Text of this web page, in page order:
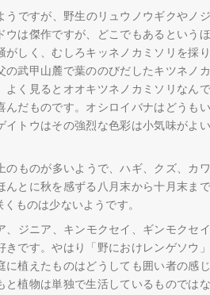
うですが、野生のリュウノウギクやノ
は傑作ですが、どこでもあるという
がしく、むしろキッネノカミソリを採
武甲山麓で葉ののびだしたキツネノ
く見るとオオキツネノカミソリなん
だものです。オシロイバナはどうも
トウはその強烈な色彩は小気味がよ
ものが多いようで、ハギ、クズ、カ
とに秋を感ずる八月末から十月末ま
ものは少ないようです。
、ジニア、キンモクセイ、ギンモクセ
です。やはり「野におけレンゲソウ
植えたものはどうしても囲い者の感
植物は単独で生活しているものでは